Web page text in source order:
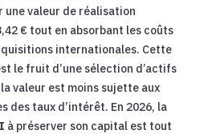
une valeur de réalisation
€ tout en absorbant les coûts
internationales. Cette
le fruit d’une sélection d’actifs
valeur est moins sujette aux
des taux d’intérêt. En 2026, la
à préserver son capital est tout